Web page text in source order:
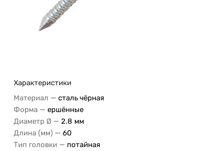
Характеристики
Материал — сталь чёрная
Форма — ершённые
Диаметр Ø — 2.8 мм
Длина (мм) — 60
Тип головки — потайная